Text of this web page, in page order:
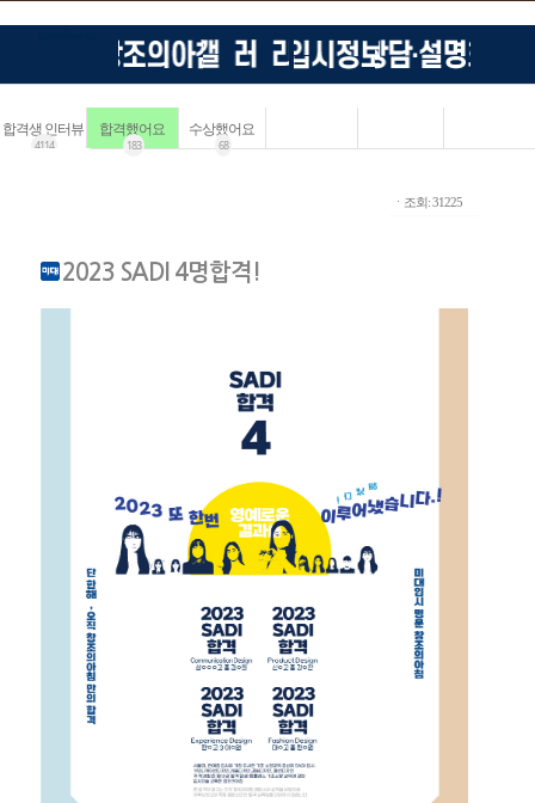
합격생 인터뷰
4114
합격했어요
183
수상했어요
68
ㆍ조회: 31225
2023 SADI 4명합격!